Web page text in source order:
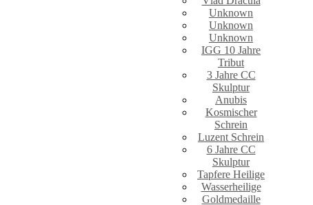
Unknown
Unknown
Unknown
IGG 10 Jahre
Tribut
3 Jahre CC
Skulptur
Anubis
Kosmischer
Schrein
Luzent Schrein
6 Jahre CC
Skulptur
Tapfere Heilige
Wasserheilige
Goldmedaille